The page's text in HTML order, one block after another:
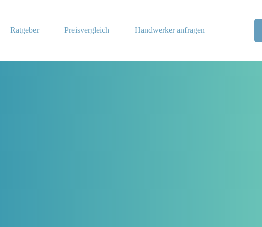
Ratgeber
Preisvergleich Handwerker anfragen